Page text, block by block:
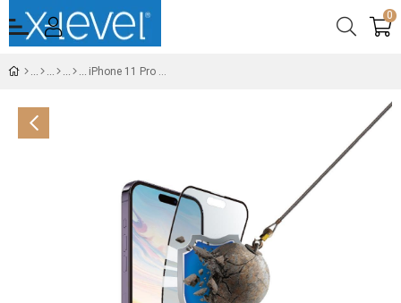
0
iPhone 11 Pro Max X-Bufferglass Temperli 9D Cam Ekran Koruyucu